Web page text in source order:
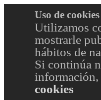
Uso de cookies
Utilizamos
mostrarle
hábitos de
Si continúa
información,
cookies